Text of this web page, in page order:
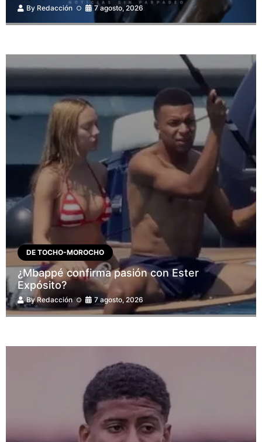
By Redacción 7 agosto, 2026
DE TOCHO-MOROCHO
¿Mbappé confirma pasión con Ester
Expósito?
ByRedacción 7 agosto, 2026